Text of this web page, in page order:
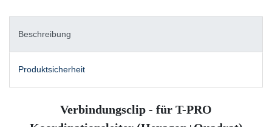
Beschreibung
Produktsicherheit
Verbindungsclip - für T-PRO